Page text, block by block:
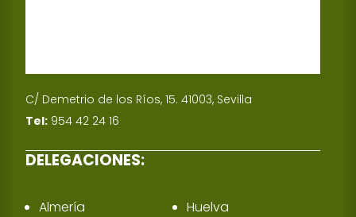
C/ Demetrio de los Ríos, 15. 41003, Sevilla
Tel: 954 42 24 16
DELEGACIONES:
Almería
Huelva